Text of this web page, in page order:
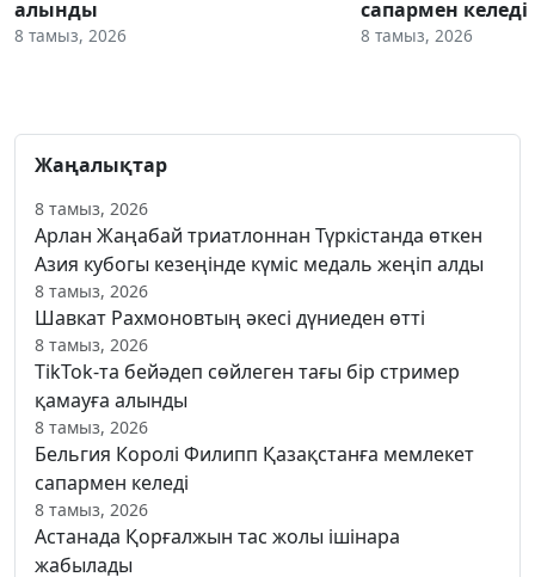
алынды
8 тамыз, 2026
сапармен келеді
8 тамыз, 2026
Жаңалықтар
8 тамыз, 2026
Арлан Жаңабай триатлоннан Түркістанда өткен
Азия кубогы кезеңінде күміс медаль жеңіп алды
8 тамыз, 2026
Шавкат Рахмоновтың әкесі дүниеден өтті
8 тамыз, 2026
TikTok-та бейәдеп сөйлеген тағы бір стример
қамауға алынды
8 тамыз, 2026
Бельгия Королі Филипп Қазақстанға мемлекет
сапармен келеді
8 тамыз, 2026
Астанада Қорғалжын тас жолы ішінара
жабылады